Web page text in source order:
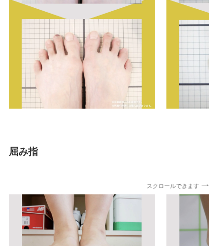
屈み指
スクロールできます